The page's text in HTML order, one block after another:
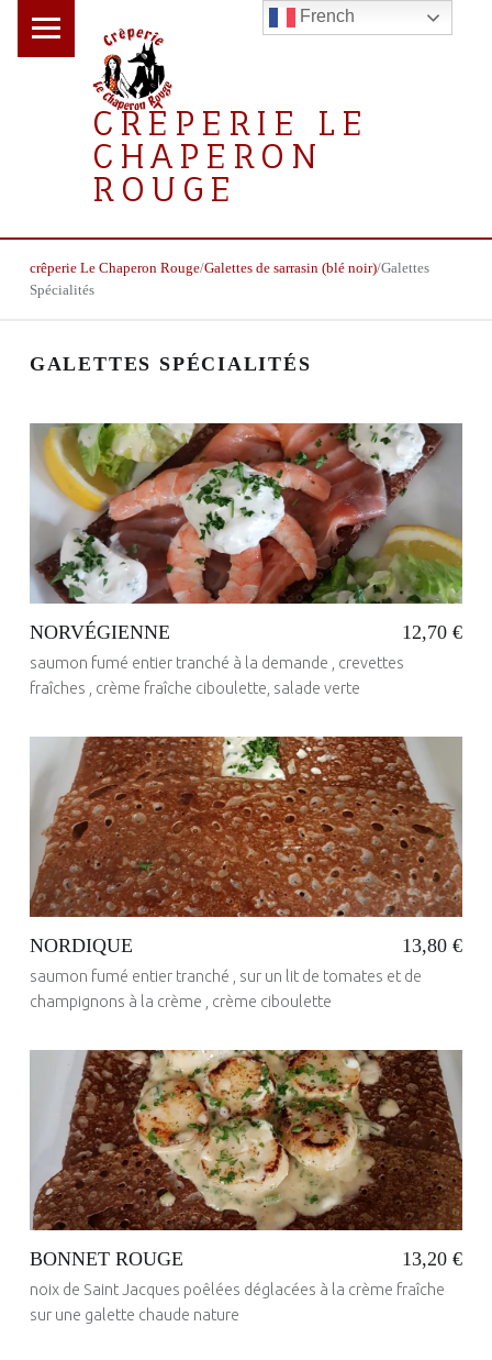
CRÊPERIE LE
CHAPERON
ROUGE
crêperie Le Chaperon Rouge/Galettes de sarrasin (blé noir)/Galettes
Spécialités
T
I
D
M
E
N
U
:
A
L
T
T
E
S
S
P
É
C
I
L
GALETTES SPÉCIALITÉS
NORVÉGIENNE 12,70 €
saumon fumé entier tranché à la demande , crevettes
fraîches , crème fraîche ciboulette, salade verte
Posted on:
23 Mai 2017
administrateur
NORDIQUE 13,80 €
saumon fumé entier tranché , sur un lit de tomates et de
champignons à la crème , crème ciboulette
BONNET ROUGE 13,20 €
noix de Saint Jacques poêlées déglacées à la crème fraîche
sur une galette chaude nature
French